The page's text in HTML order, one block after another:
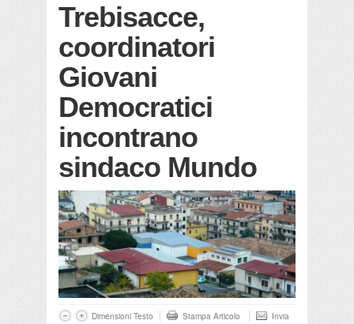
Trebisacce,
coordinatori
Giovani
Democratici
incontrano
sindaco Mundo
Dimensioni Testo Stampa Articolo
Invia